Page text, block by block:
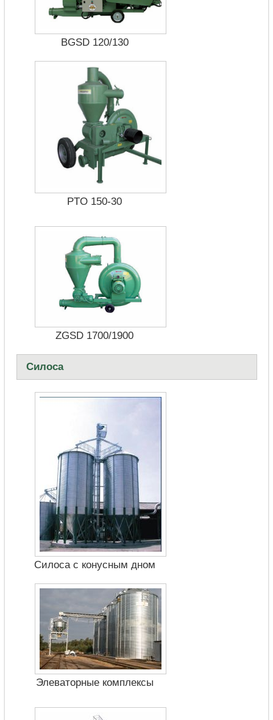
BGSD 120/130
PTO 150-30
ZGSD 1700/1900
Силоса
Силоса с конусным дном
Элеваторные комплексы